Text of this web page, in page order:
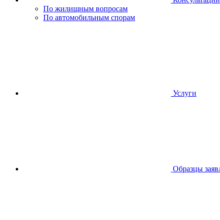
По жилищным вопросам
По автомобильным спорам
Услуги
Образцы